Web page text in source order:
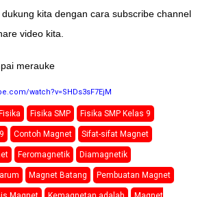
kita dengan cara subscribe channel
video kita.
merauke
watch?v=SHDs3sF7EjM
Fisika SMP Fisika SMP Kelas 9
Contoh Magnet Sifat-sifat Magnet
Feromagnetik Diamagnetik
Magnet Batang Pembuatan Magnet